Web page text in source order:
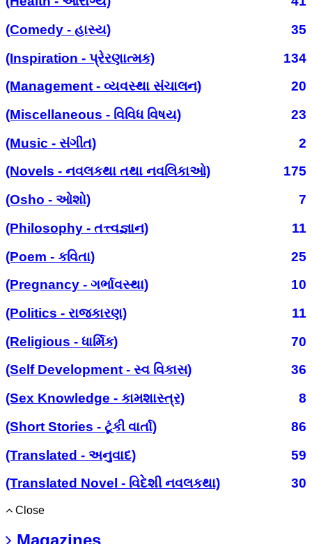
(Comedy - હાસ્ય)
35
(Inspiration - પ્રેરણાત્મક)
134
(Management - વ્યવસ્થા સંચાલન)
20
(Miscellaneous - વિવિધ વિષય)
23
(Music - સંગીત)
2
(Novels - નવલકથા તથા નવલિકાઓ)
175
(Osho - ઓશો)
7
(Philosophy - તત્ત્વજ્ઞાન)
11
(Poem - કવિતા)
25
(Pregnancy - ગર્ભાવસ્થા)
10
(Politics - રાજકારણ)
11
(Religious - ધાર્મિક)
70
(Self Development - સ્વ વિકાસ)
36
(Sex Knowledge - કામશાસ્ત્ર)
8
(Short Stories - ટૂંકી વાર્તા)
86
(Translated - અનુવાદ)
59
(Translated Novel - વિદેશી નવલકથા)
30
Close
Magazines